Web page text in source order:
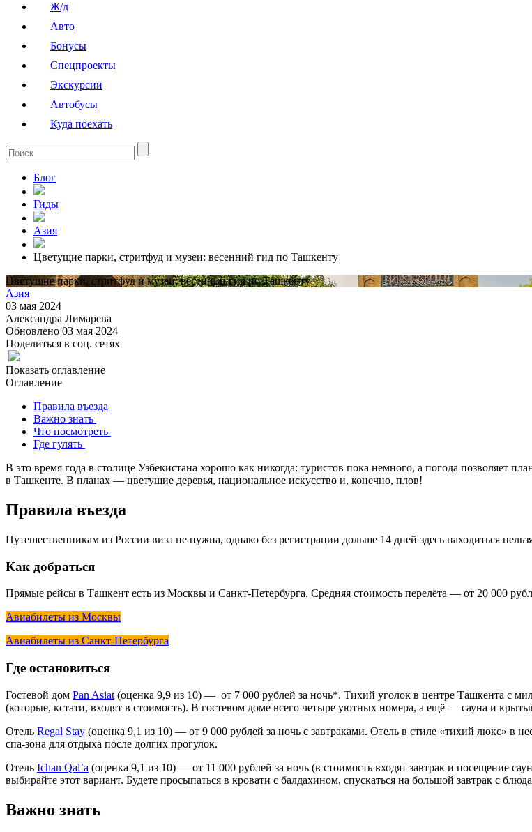
Ж/д
Авто
Бонусы
Спецпроекты
Экскурсии
Автобусы
Куда поехать
Блог
Гиды
Азия
Цветущие парки, стритфуд и музеи: весенний гид по Ташкенту
Цветущие парки, стритфуд и музеи: весенний гид по Ташкенту
Азия
03 мая 2024
Александра Лимарева
Обновлено 03 мая 2024
Поделиться в соц. сетях
Показать оглавление
Оглавление
Правила въезда
Важно знать
Что посмотреть
Где гулять
В это время года в столице Узбекистана хорошо как никогда: туристов пока немного, а погода позволяет
в Ташкенте. В планах — цветущие деревья, национальное искусство и, конечно, плов!
Правила въезда
Путешественникам из России виза не нужна, однако без регистрации дольше 14 дней здесь находиться
Как добраться
Прямые рейсы в Ташкент есть из Москвы и Санкт-Петербурга. Средняя стоимость перелёта — от 20 000
Авиабилеты из Москвы
Авиабилеты из Санкт-Петербурга
Где остановиться
Гостевой дом Pan Asiat (оценка 9,9 из 10) — от 7 000 рублей за ночь*. Тихий уголок в центре Ташкента с
(которые, кстати, входят в стоимость). В гостевом доме всего четыре уютных номера, а ещё — сауна и
Отель Regal Stay (оценка 9,1 из 10) — от 9 000 рублей за ночь с завтраками. Отель в стиле «тихий люкс» в
спа-зона для отдыха после долгих прогулок.
Отель Ichan Qal’a (оценка 9,1 из 10) — от 11 000 рублей за ночь (в стоимость входят завтрак и посещение
выбирайте этот вариант. Будете просыпаться в кровати с балдахином, спускаться на большой завтрак с
Важно знать